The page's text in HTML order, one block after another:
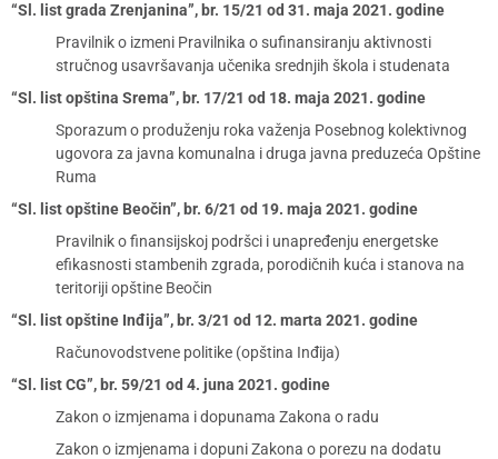
“Sl. list grada Zrenjanina”, br. 15/21 od 31. maja 2021. godine
Pravilnik o izmeni Pravilnika o sufinansiranju aktivnosti
stručnog usavršavanja učenika srednjih škola i studenata
“Sl. list opština Srema”, br. 17/21 od 18. maja 2021. godine
Sporazum o produženju roka važenja Posebnog kolektivnog
ugovora za javna komunalna i druga javna preduzeća Opštine
Ruma
“Sl. list opštine Beočin”, br. 6/21 od 19. maja 2021. godine
Pravilnik o finansijskoj podršci i unapređenju energetske
efikasnosti stambenih zgrada, porodičnih kuća i stanova na
teritoriji opštine Beočin
“Sl. list opštine Inđija”, br. 3/21 od 12. marta 2021. godine
Računovodstvene politike (opština Inđija)
“Sl. list CG”, br. 59/21 od 4. juna 2021. godine
Zakon o izmjenama i dopunama Zakona o radu
Zakon o izmjenama i dopuni Zakona o porezu na dodatu